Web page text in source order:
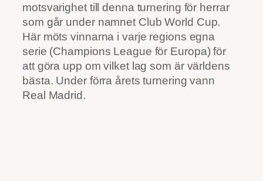
motsvarighet till denna turnering för herrar
som går under namnet Club World Cup.
Här möts vinnarna i varje regions egna
serie (Champions League för Europa) för
att göra upp om vilket lag som är världens
bästa. Under förra årets turnering vann
Real Madrid.